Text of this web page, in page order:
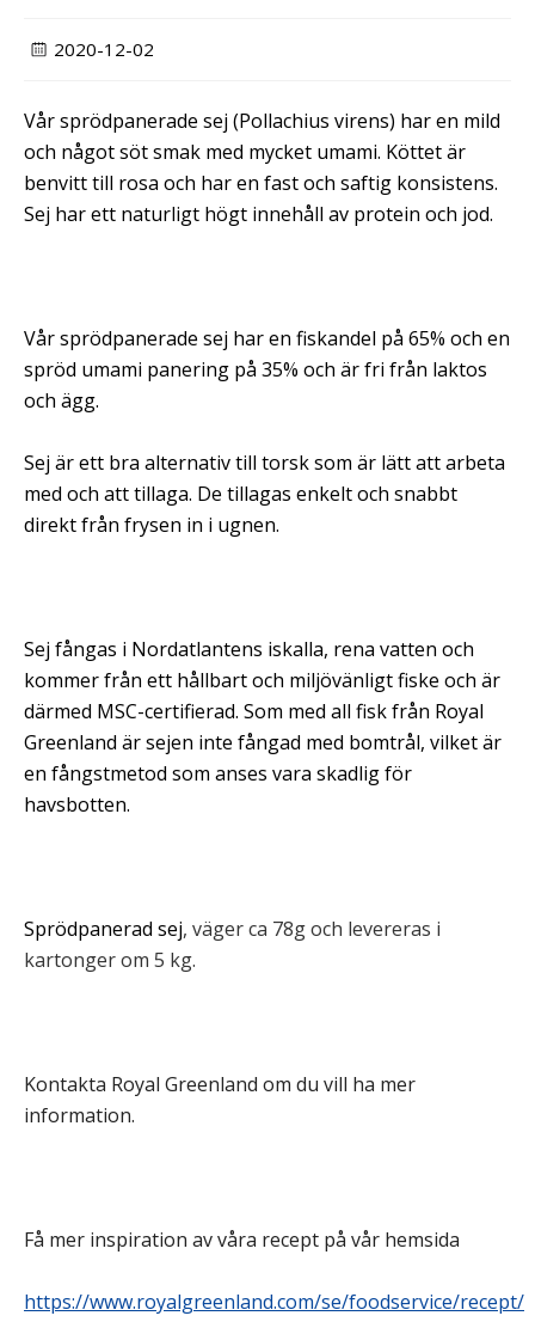
2020-12-02
Vår sprödpanerade sej (Pollachius virens) har en mild
och något söt smak med mycket umami. Köttet är
benvitt till rosa och har en fast och saftig konsistens.
Sej har ett naturligt högt innehåll av protein och jod.
Vår sprödpanerade sej har en fiskandel på 65% och en
spröd umami panering på 35% och är fri från laktos
och ägg.
Sej är ett bra alternativ till torsk som är lätt att arbeta
med och att tillaga. De tillagas enkelt och snabbt
direkt från frysen in i ugnen.
Sej fångas i Nordatlantens iskalla, rena vatten och
kommer från ett hållbart och miljövänligt fiske och är
därmed MSC-certifierad. Som med all fisk från Royal
Greenland är sejen inte fångad med bomtrål, vilket är
en fångstmetod som anses vara skadlig för
havsbotten.
Sprödpanerad sej, väger ca 78g och levereras i
kartonger om 5 kg.
Kontakta Royal Greenland om du vill ha mer
information.
Få mer inspiration av våra recept på vår hemsida
https://www.royalgreenland.com/se/foodservice/recept/